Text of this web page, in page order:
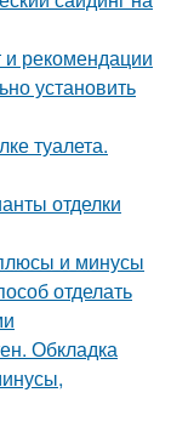
и рекомендации
установить
туалета.
отделки
и минусы
отделать
Обкладка